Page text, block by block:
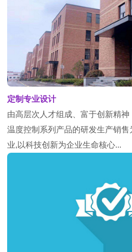
定制专业设计
由高层次人才组成、富于创新精神
温度控制系列产品的研发生产销
业,以科技创新为企业生命核心...